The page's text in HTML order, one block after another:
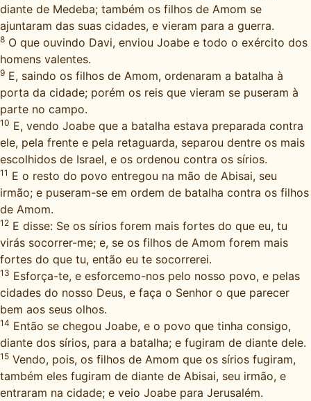
diante de Medeba; também os filhos de Amom se
ajuntaram das suas cidades, e vieram para a guerra.
8 O que ouvindo Davi, enviou Joabe e todo o exército dos
homens valentes.
9 E, saindo os filhos de Amom, ordenaram a batalha à
porta da cidade; porém os reis que vieram se puseram à
parte no campo.
10 E, vendo Joabe que a batalha estava preparada contra
ele, pela frente e pela retaguarda, separou dentre os mais
escolhidos de Israel, e os ordenou contra os sírios.
11 E o resto do povo entregou na mão de Abisai, seu
irmão; e puseram-se em ordem de batalha contra os filhos
de Amom.
12 E disse: Se os sírios forem mais fortes do que eu, tu
virás socorrer-me; e, se os filhos de Amom forem mais
fortes do que tu, então eu te socorrerei.
13 Esforça-te, e esforcemo-nos pelo nosso povo, e pelas
cidades do nosso Deus, e faça o Senhor o que parecer
bem aos seus olhos.
14 Então se chegou Joabe, e o povo que tinha consigo,
diante dos sírios, para a batalha; e fugiram de diante dele.
15 Vendo, pois, os filhos de Amom que os sírios fugiram,
também eles fugiram de diante de Abisai, seu irmão, e
entraram na cidade; e veio Joabe para Jerusalém.